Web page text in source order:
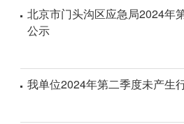
北京市门头沟区应急局2024年
公示
我单位2024年第二季度未产生